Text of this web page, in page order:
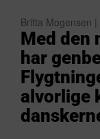
Britta Mogensen
Med den
har
alvorlige